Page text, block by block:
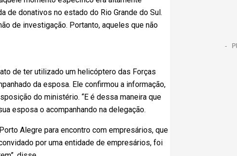
de donativos no estado do Rio Grande do Sul.
de investigação. Portanto, aqueles que não
de ter utilizado um helicóptero das Forças
da esposa. Ele confirmou a informação,
do ministério. “E é dessa maneira que
esposa o acompanhando na delegação.
Alegre para encontro com empresários, que
por uma entidade de empresários, foi